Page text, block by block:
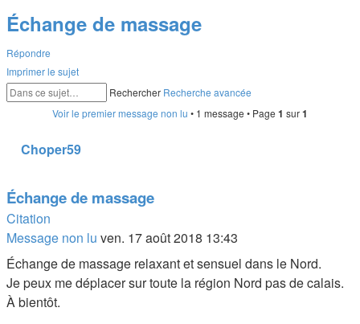
Échange de massage
Répondre
Imprimer le sujet
Rechercher Recherche avancée
Voir le premier message non lu • 1 message • Page 1 sur1
Choper59
Échange de massage
Citation
Message non lu ven. 17 août 2018 13:43
Échange de massage relaxant et sensuel dans le Nord.
Je peux me déplacer sur toute la région Nord pas de calais.
À bientôt.